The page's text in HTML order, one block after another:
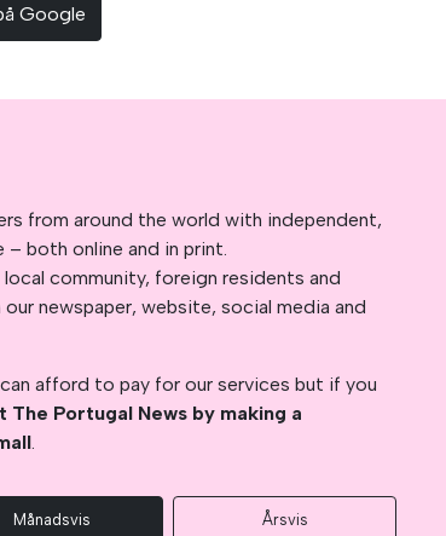
Google
from around the world with independent,
– both online and in print.
community, foreign residents and
newspaper, website, social media and
afford to pay for our services but if you
The Portugal News by making a
.
Månadsvis Årsvis